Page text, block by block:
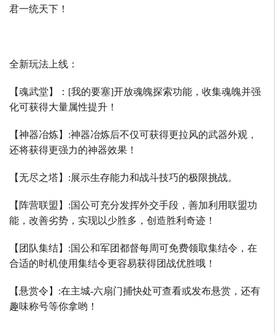
君一统天下！
全新玩法上线：
【魂武堂】： [我的要塞]开放魂魄探索功能，收集魂魄并强
化可获得大量属性提升！
【神器冶炼】 :神器冶炼后不仅可获得更拉风的武器外观，
还将获得更强力的神器效果！
【无尽之塔】 :展示生存能力和战斗技巧的极限挑战。
【阵营联盟】 :国公可充分发挥外交手段，善加利用联盟功
能，改善劣势，实现以少胜多，创造胜利奇迹！
【团队集结】 :国公和军团都督每周可免费领取集结令，在
合适的时机使用集结令更容易获得团战优胜哦！
【悬赏令】 :在主城-六扇门捕快处可查看或发布悬赏，还有
趣味称号等你拿哟！